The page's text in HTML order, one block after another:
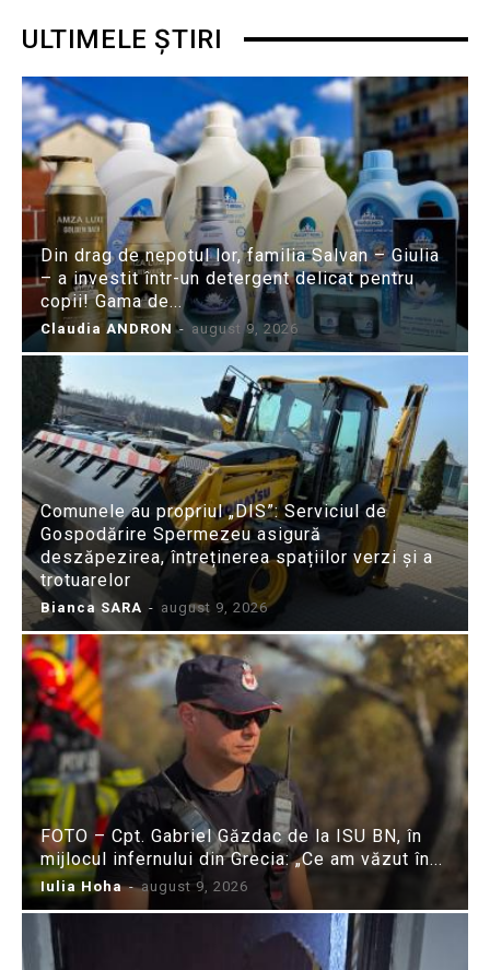
ULTIMELE ȘTIRI
Din drag de nepotul lor, familia Salvan – Giulia
– a investit într-un detergent delicat pentru
copii! Gama de...
Claudia ANDRON - august 9, 2026
Comunele au propriul „DIS”: Serviciul de
Gospodărire Spermezeu asigură
deszăpezirea, întreținerea spațiilor verzi și a
trotuarelor
Bianca SARA - august 9, 2026
FOTO – Cpt. Gabriel Găzdac de la ISU BN, în
mijlocul infernului din Grecia: „Ce am văzut în...
Iulia Hoha - august 9, 2026